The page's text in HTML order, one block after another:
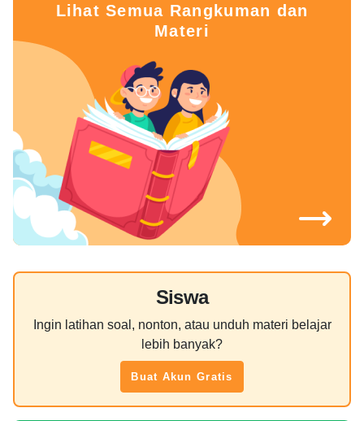
Lihat Semua Rangkuman dan
Materi
Siswa
Ingin latihan soal, nonton, atau unduh materi belajar
lebih banyak?
Buat Akun Gratis